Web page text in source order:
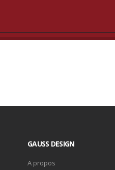
GAUSS DESIGN
A propos